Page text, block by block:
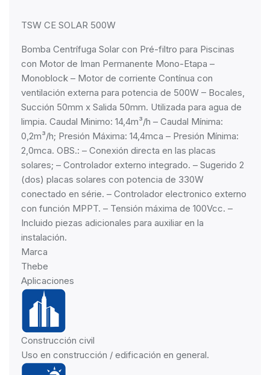
TSW CE SOLAR 500W
Bomba Centrífuga Solar con Pré-filtro para Piscinas
con Motor de Iman Permanente Mono-Etapa –
Monoblock – Motor de corriente Contínua con
ventilación externa para potencia de 500W – Bocales,
Succión 50mm x Salida 50mm. Utilizada para agua de
limpia. Caudal Minimo: 14,4m³/h – Caudal Mínima:
0,2m³/h; Presión Máxima: 14,4mca – Presión Mínima:
2,0mca. OBS.: – Conexión directa en las placas
solares; – Controlador externo integrado. – Sugerido 2
(dos) placas solares con potencia de 330W
conectado en série. – Controlador electronico externo
con función MPPT. – Tensión máxima de 100Vcc. –
Incluido piezas adicionales para auxiliar en la
instalación.
Marca
Thebe
Aplicaciones
Construcción civil
Uso en construcción / edificación en general.